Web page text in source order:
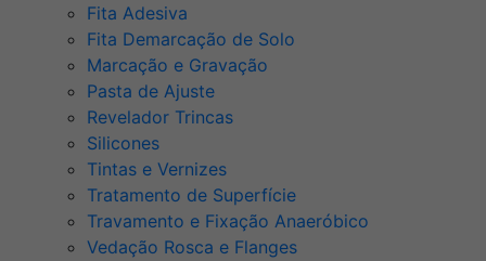
Fita Adesiva
Fita Demarcação de Solo
Marcação e Gravação
Pasta de Ajuste
Revelador Trincas
Silicones
Tintas e Vernizes
Tratamento de Superfície
Travamento e Fixação Anaeróbico
Vedação Rosca e Flanges